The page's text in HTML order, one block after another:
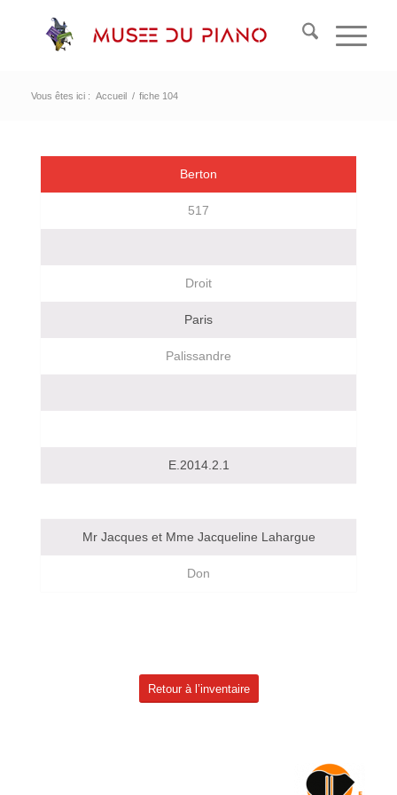
Vous êtes ici : Accueil / fiche 104
Berton
517
Droit
Paris
Palissandre
E.2014.2.1
Mr Jacques et Mme Jacqueline Lahargue
Don
Retour à l’inventaire